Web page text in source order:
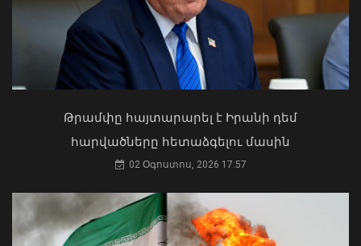
Իլհամ Ալիևն ու Դոնալդ Թրամփը
հեռախոսազրույց են ունեցել
08 Օգոստոս, 2026 20:29
Ուկրաինայի Գերագույն Ռադայի
նախագահը շնորհավորել է ՀՀ ԱԺ
նախագահին
04 Օգոստոս, 2026 17:41
Թրամփը հայտարարել է Իրանի դեմ
հարվածները հետաձգելու մասին
02 Օգոստոս, 2026 17:57